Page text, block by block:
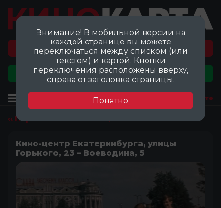
Перейти на карту локаций ©
Добавить локацию
Посмотреть на карте
‹‹ Перейти ко всем локациям
Кино-центр Екатеринбурга, улицы
Горького, 23 – Воеводина, 5
Внимание! В мобильной версии на
каждой странице вы можете
переключаться между списком (или
текстом) и картой. Кнопки
переключения расположены вверху,
справа от заголовка страницы.
Понятно